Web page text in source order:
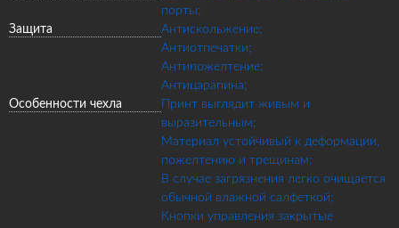
порты;
Защита
Антискольжение;
Антиотпечатки;
Антипожелтение;
Антицарапина;
Особенности чехла
Принт выглядит живым и
выразительным;
Материал устойчивый к деформации,
пожелтению и трещинам;
В случае загрязнения легко очищается
обычной влажной салфеткой;
Кнопки управления закрытые